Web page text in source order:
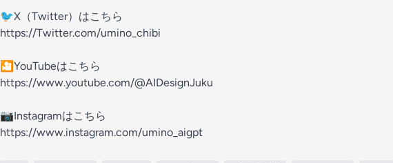
🐦X（Twitter）はこちら
https://Twitter.com/umino_chibi
🎦YouTubeはこちら
https://www.youtube.com/@AIDesignJuku
📷Instagramはこちら
https://www.instagram.com/umino_aigpt